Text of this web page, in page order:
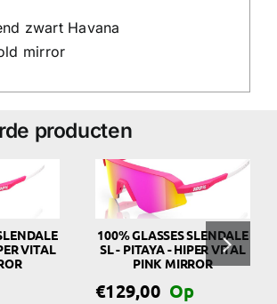
zwart Havana
mirror
producten
VITAL
100% GLASSES SLENDALE
SL - PITAYA - HIPER VITAL
PINK MIRROR
€129,00